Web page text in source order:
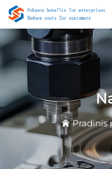
Apie Mus
Produktai
Naujienos
Pradinis